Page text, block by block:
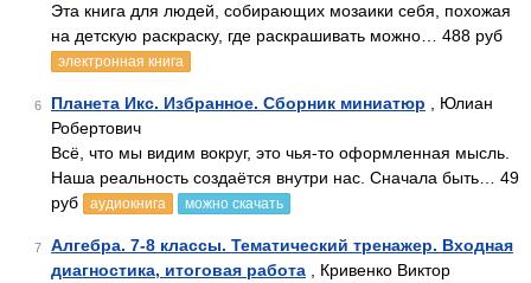
Эта книга для людей, собирающих мозаики себя, похожая
на детскую раскраску, где раскрашивать можно… 488 руб
электронная книга
6 Планета Икс. Избранное. Сборник миниатюр , Юлиан
Робертович
Всё, что мы видим вокруг, это чья-то оформленная мысль.
Наша реальность создаётся внутри нас. Сначала быть… 49
руб
аудиокнига можно скачать
7
Алгебра. 7-8 классы. Тематический тренажер. Входная
диагностика, итоговая работа , Кривенко Виктор